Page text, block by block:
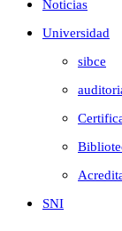
Noticias
Universidad
sibce
SNI